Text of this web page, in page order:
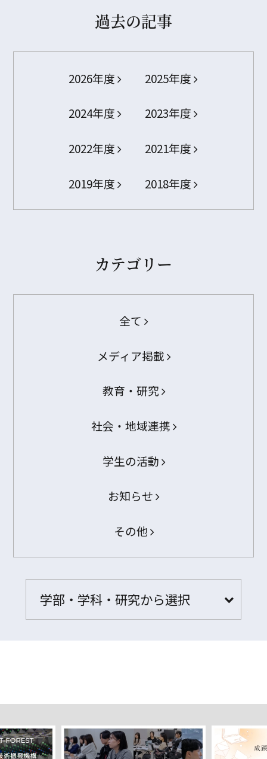
過去の記事
2026年度 2025年度
2024年度 2023年度
2022年度 2021年度
2019年度 2018年度
カテゴリー
全て
メディア掲載
教育・研究
社会・地域連携
学生の活動
お知らせ
その他
学部・学科・研究から選択